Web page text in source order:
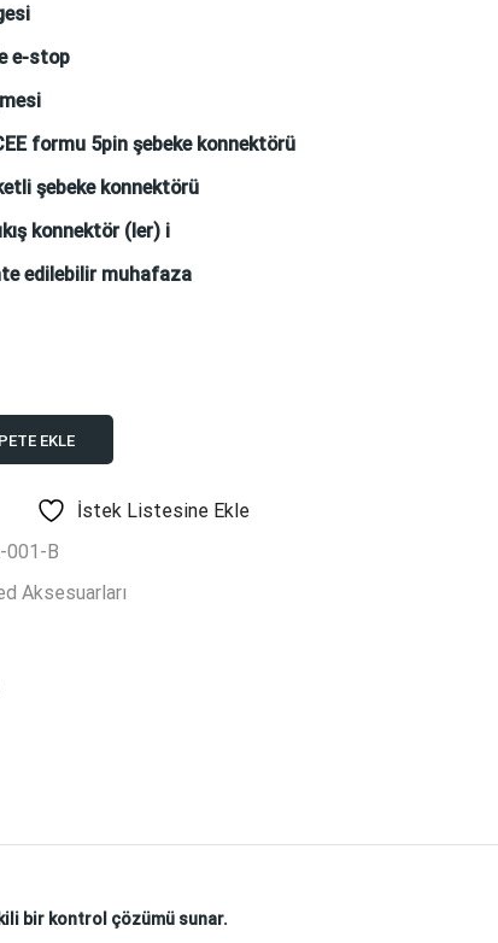
e-stop
formu 5pin şebeke konnektörü
şebeke konnektörü
konnektör (ler) i
edilebilir muhafaza
EKLE
İstek Listesine Ekle
001-B
Aksesuarları
bir kontrol çözümü sunar.